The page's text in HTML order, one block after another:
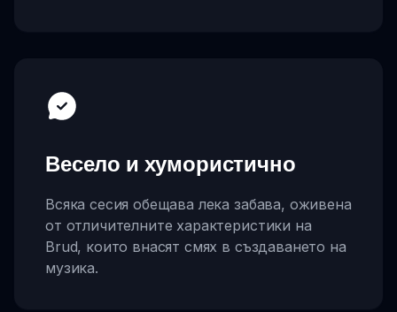
Весело и хумористично
Всяка сесия обещава лека забава, оживена
от отличителните характеристики на
Brud, които внасят смях в създаването на
музика.